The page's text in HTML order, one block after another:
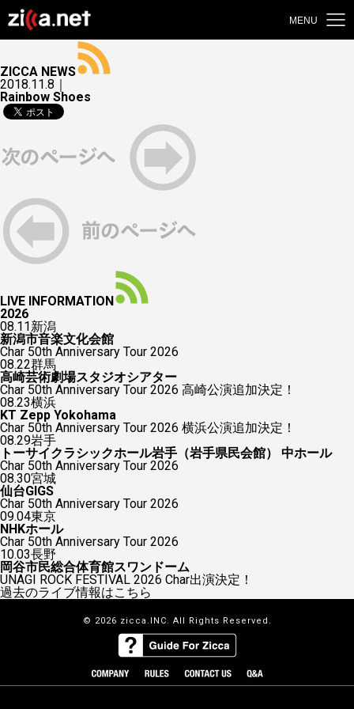
MENU
ZICCA NEWS
2018.11.8｜
Rainbow Shoes
LIVE INFORMATION
2026
08.11新潟
新潟市音楽文化会館
Char 50th Anniversary Tour 2026
08.22群馬
高崎芸術劇場スタジオシアター
Char 50th Anniversary Tour 2026 高崎公演追加決定！
08.23横浜
KT Zepp Yokohama
Char 50th Anniversary Tour 2026 横浜公演追加決定！
08.29岩手
トーサイクラシックホール岩手（岩手県民会館） 中ホール
Char 50th Anniversary Tour 2026
08.30宮城
仙台GIGS
Char 50th Anniversary Tour 2026
09.04東京
NHKホール
Char 50th Anniversary Tour 2026
10.03長野
岡谷市民総合体育館スワンドーム
UNAGI ROCK FESTIVAL 2026 Char出演決定！
過去のライブ情報はこちら
© 2026 zicca.INC. All Rights Reserved.